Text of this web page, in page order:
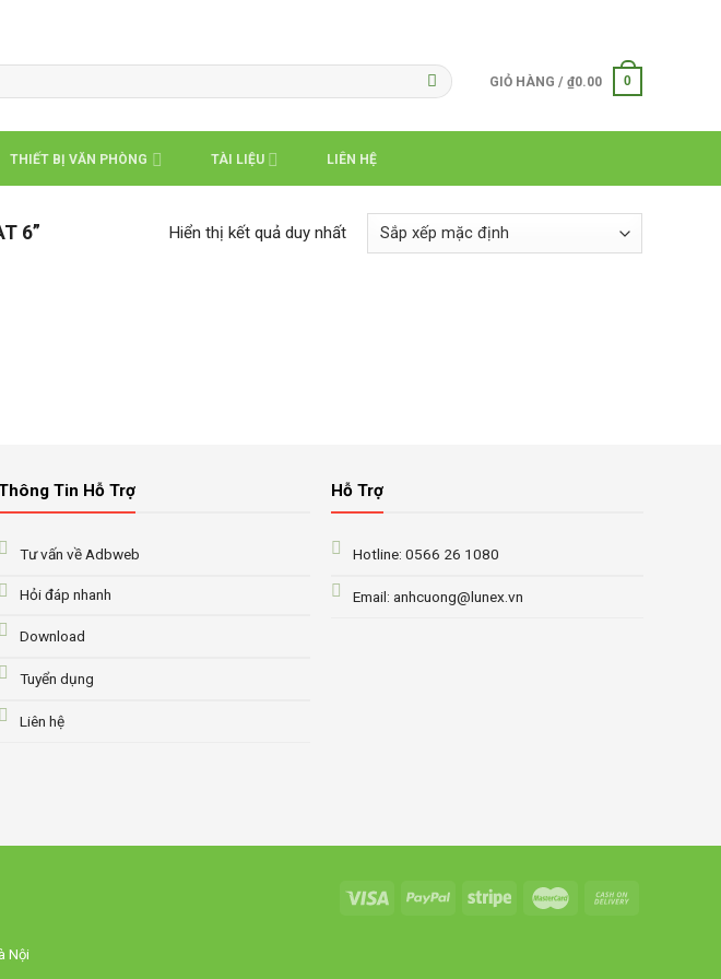
GIỎ HÀNG /₫0.00 0
THIẾT BỊ VĂN PHÒNG TÀI LIỆU LIÊN HỆ
6” Hiển thị kết quả duy nhất
Tin Hỗ Trợ
Tư vấn về Adbweb
Hỏi đáp nhanh
Download
Tuyển dụng
Liên hệ
Hỗ Trợ
Hotline: 0566 26 1080
Email: anhcuong@lunex.vn
Nội